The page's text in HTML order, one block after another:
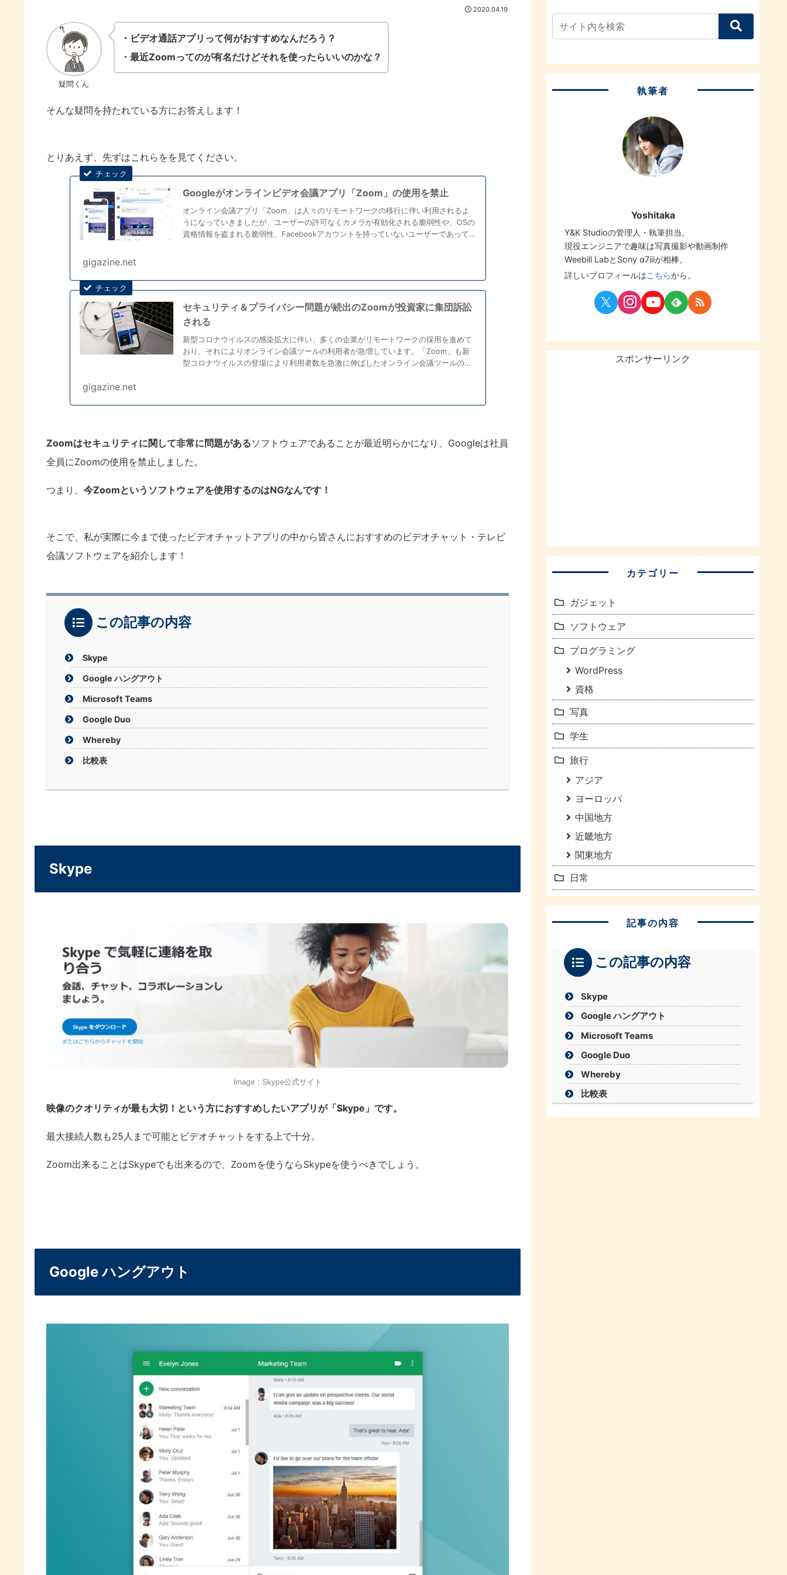
2020.04.19
疑問くん
・ビデオ通話アプリって何がおすすめなんだろう？
・最近Zoomってのが有名だけどそれを使ったらいいのかな？
そんな疑問を持たれている方にお答えします！
とりあえず、先ずはこれらをを見てください。
Googleがオンラインビデオ会議アプリ「Zoom」の使用を禁止
オンライン会議アプリ「Zoom」は人々のリモートワークの移行に伴い利用されるよ
うになっていきましたが、ユーザーの許可なくカメラが有効化される脆弱性や、OSの
資格情報を盗まれる脆弱性、Facebookアカウントを持っていないユーザーであって
gigazine.net
セキュリティ＆プライバシー問題が続出のZoomが投資家に集団訴訟
される
新型コロナウイルスの感染拡大に伴い、多くの企業がリモートワークの採用を進めて
おり、それによりオンライン会議ツールの利用者が急増しています。「Zoom」も新
型コロナウイルスの登場により利用者数を急激に伸ばしたオンライン会議ツールのひ
gigazine.net
Zoomはセキュリティに関して非常に問題があるソフトウェアであることが最近明らかになり、Googleは社員
全員にZoomの使用を禁止しました。
つまり、 今Zoomというソフトウェアを使用するのはNGなんです！
そこで、私が実際に今まで使ったビデオチャットアプリの中から皆さんにおすすめのビデオチャット・テレビ
会議ソフトウェアを紹介します！
この記事の内容
Skype
Google ハングアウト
Microsoft Teams
Google Duo
Whereby
比較表
Skype
Image：Skype公式サイト
映像のクオリティが最も大切！という方におすすめしたいアプリが「Skype」です。
最大接続人数も25人まで可能とビデオチャットをする上で十分。
Zoom出来ることはSkypeでも出来るので、Zoomを使うならSkypeを使うべきでしょう。
Google ハングアウト
執筆者
Yoshitaka
Y&K Studioの管理人・執筆担当。
現役エンジニアで趣味は写真撮影や動画制作
Weebill LabとSony α7iiiが相棒。
詳しいプロフィールはこちらから。
スポンサーリンク
カテゴリー
ガジェット
ソフトウェア
プログラミング
WordPress
資格
写真
学生
旅行
アジア
ヨーロッパ
中国地方
近畿地方
関東地方
日常
記事の内容
この記事の内容
Skype
Google ハングアウト
Microsoft Teams
Google Duo
Whereby
比較表